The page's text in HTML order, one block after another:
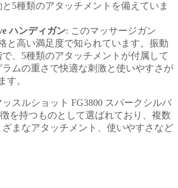
と5種類のアタッチメントを備えていま
ハンディガン: このマッサージガン
と高い満足度で知られています。振動
で、5種類のアタッチメントが付属して
ラムの重さで快適な刺激と使いやすさが
す。
スルショット FG3800 スパークシルバ
を持つものとして選ばれており、複数
まなアタッチメント、使いやすさなど